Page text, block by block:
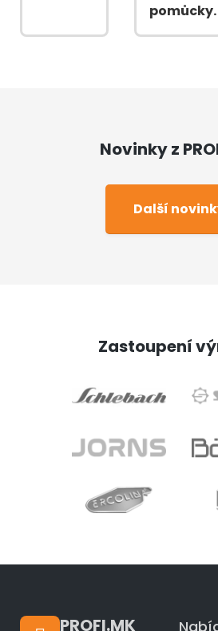
pomůcky.
Novinky z
Další
Zastoupení
PROFI.MK